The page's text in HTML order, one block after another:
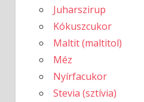
Juharszirup
Kókuszcukor
Maltit (maltitol)
Méz
Nyírfacukor
Stevia (sztívia)